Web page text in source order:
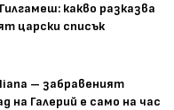
какво разказва
царски списък
– забравеният
на Галерий е само на час